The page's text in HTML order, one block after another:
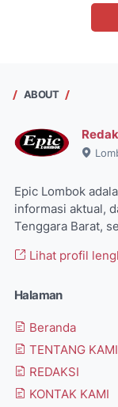
ABOUT
Epic Lombok
informasi aktual,
Tenggara Barat,
Lihat profil
Halaman
Beranda
TENTANG KAMI
REDAKSI
KONTAK KAMI